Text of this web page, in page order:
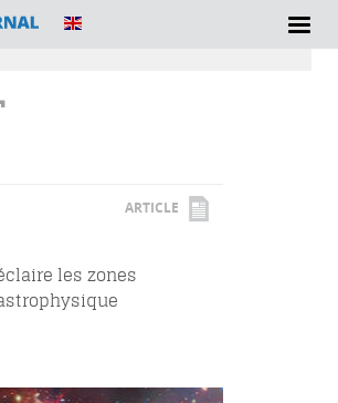
ARTICLE
les zones